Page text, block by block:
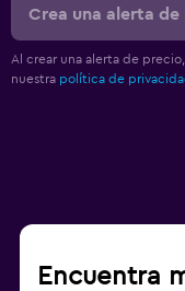
Crea una alerta de
Al crear una alerta de
nuestra política de
Encuentra